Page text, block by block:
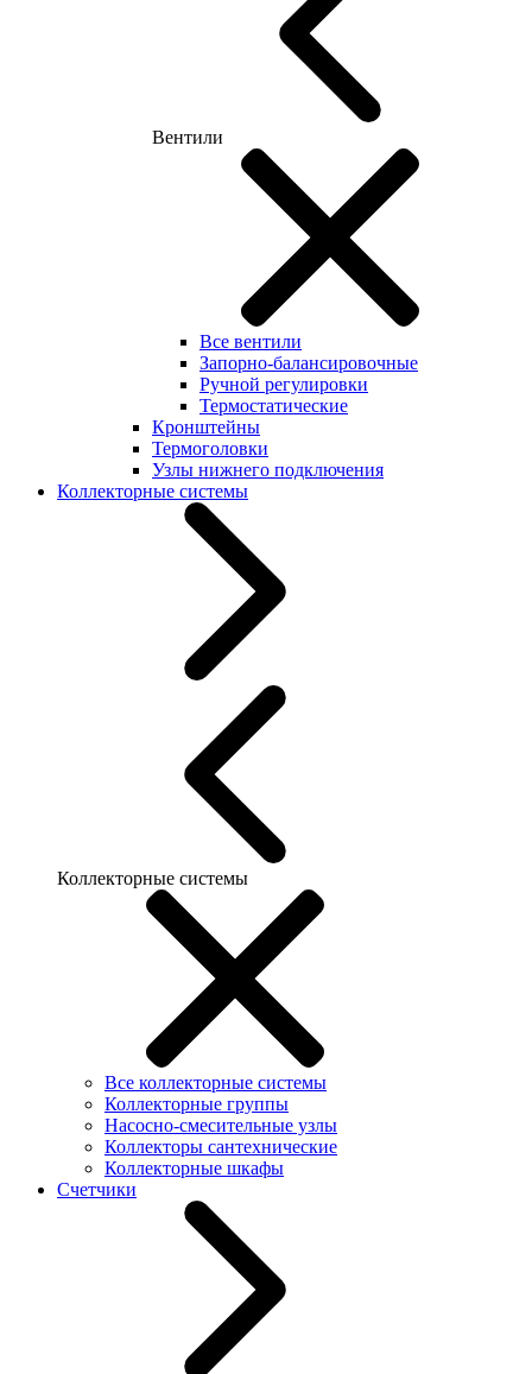
Вентили
Все вентили
Запорно-балансировочные
Ручной регулировки
Термостатические
Кронштейны
Термоголовки
Узлы нижнего подключения
Коллекторные системы
Коллекторные системы
Все коллекторные системы
Коллекторные группы
Насосно-смесительные узлы
Коллекторы сантехнические
Коллекторные шкафы
Счетчики